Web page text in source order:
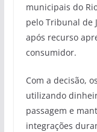
municipais do
pelo Tribunal de
após recurso
consumidor.
Com a decisão,
utilizando
passagem e
integrações